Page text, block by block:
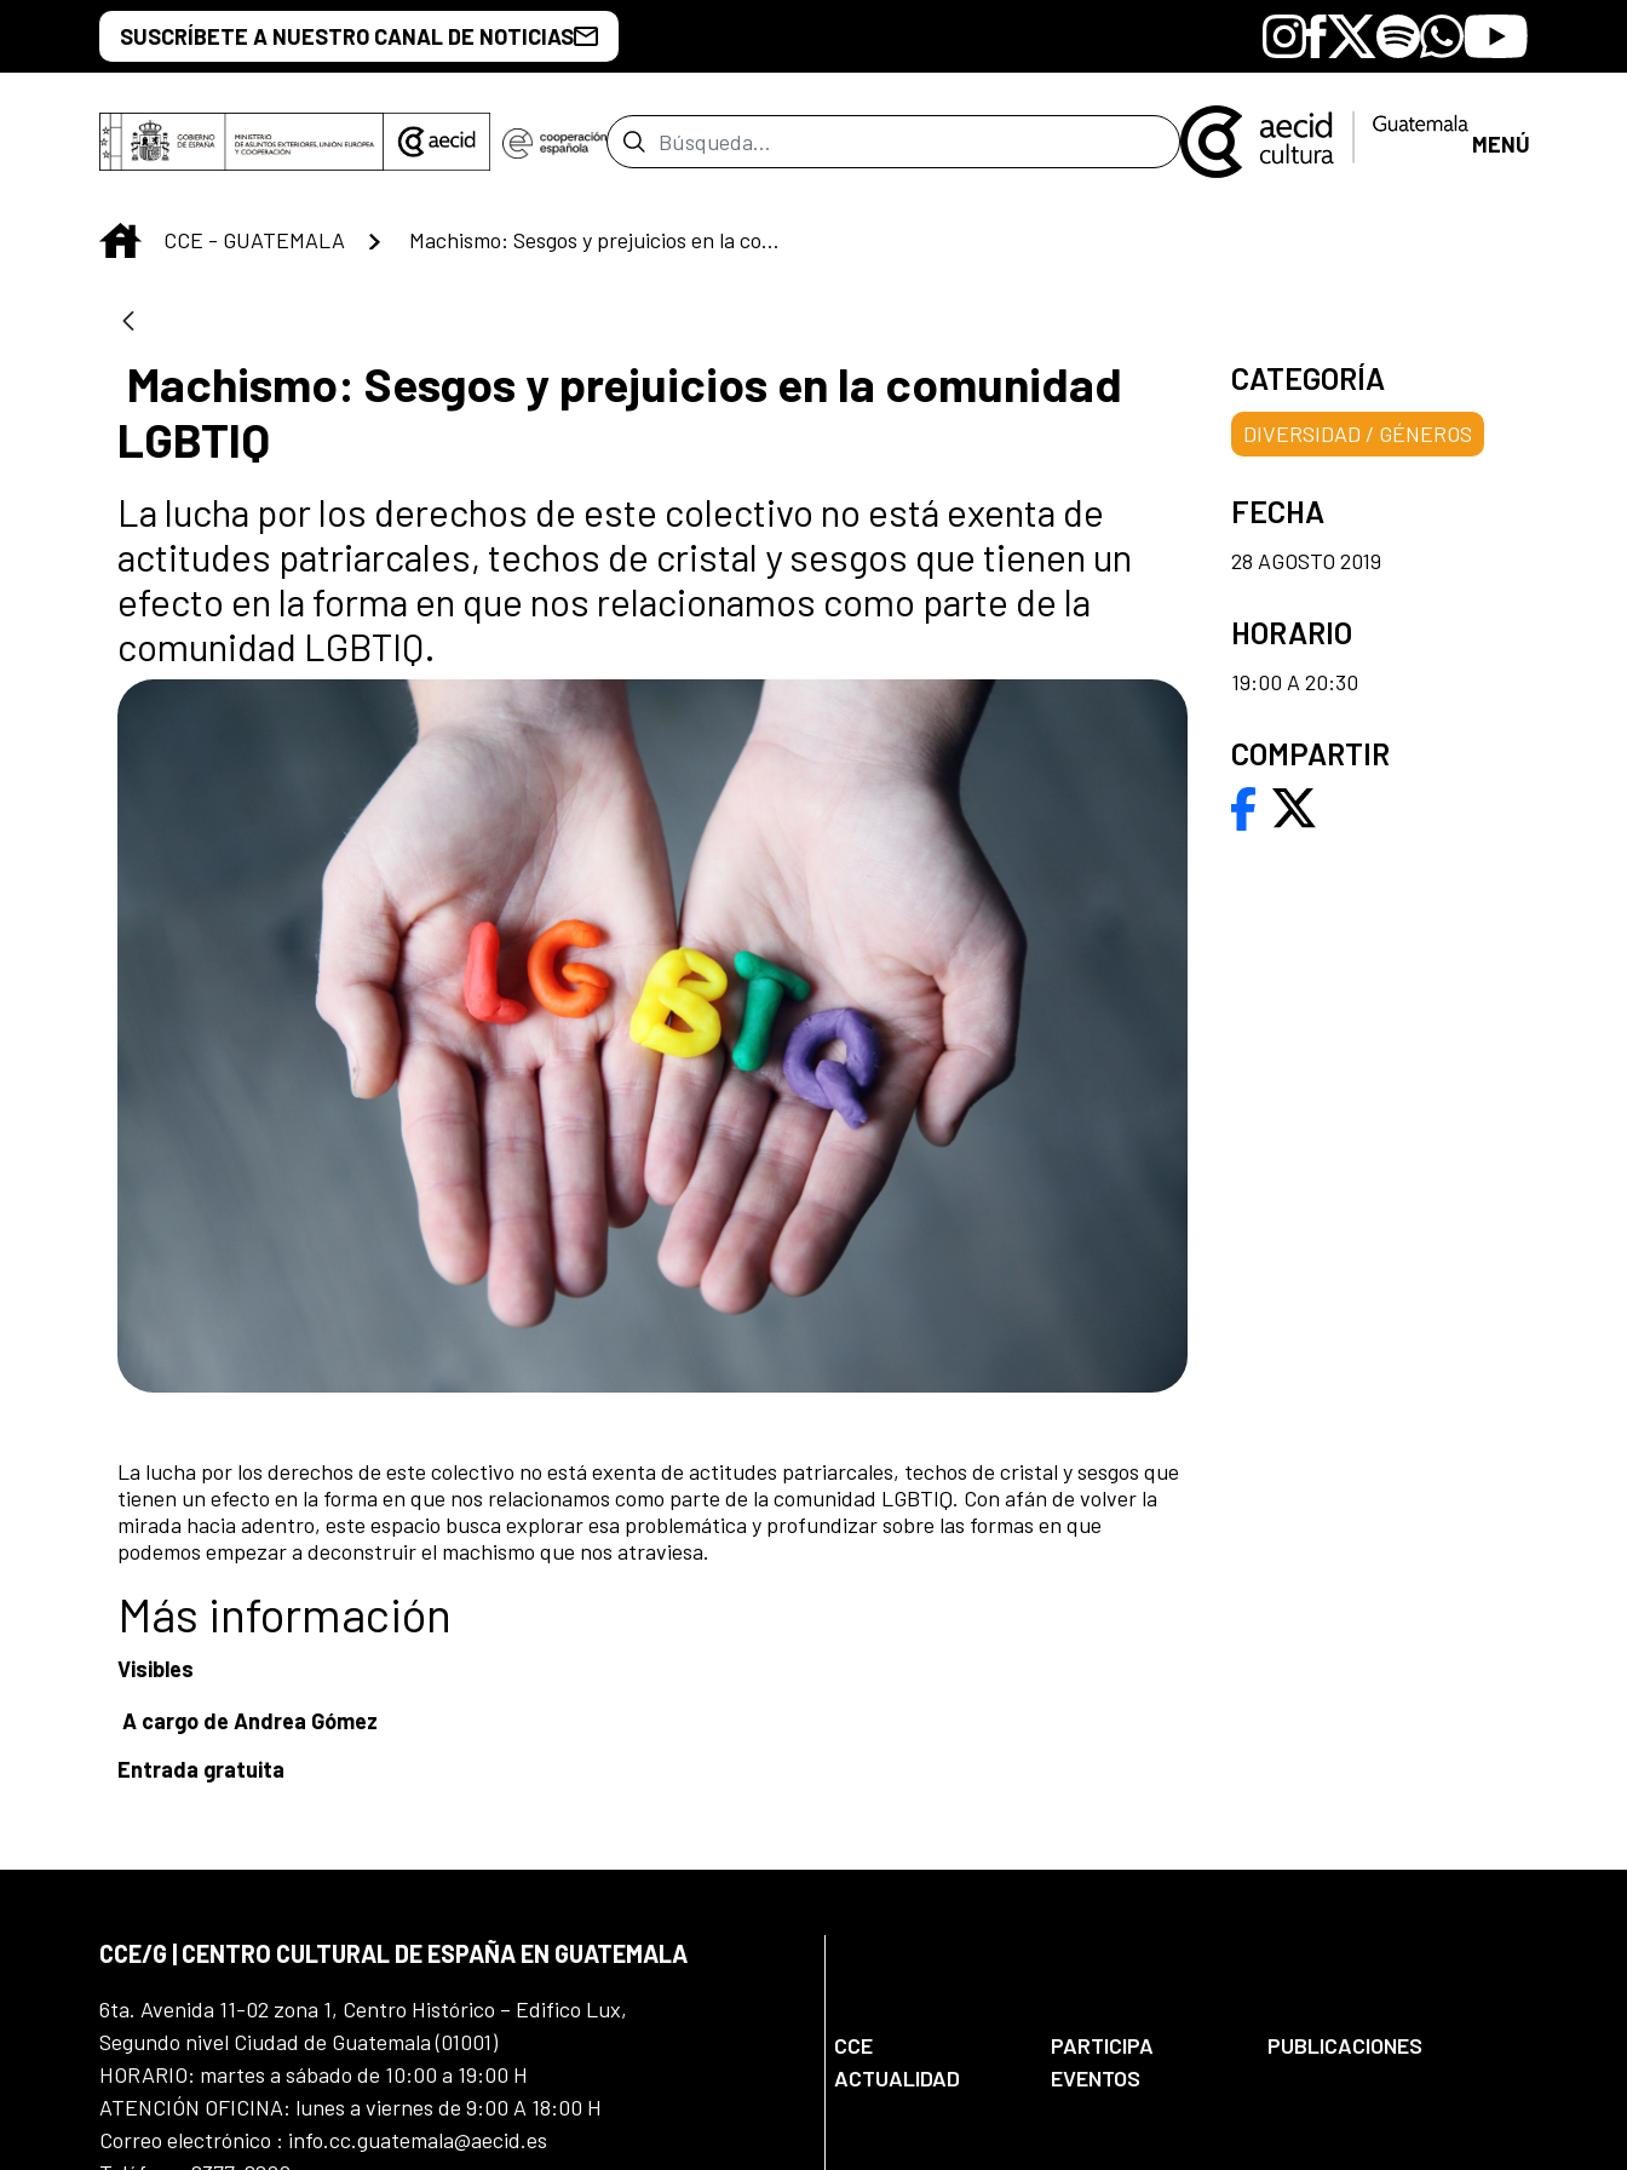
Saltar al contenido principal
SUSCRÍBETE A NUESTRO CANAL DE NOTICIAS Instagram
Facebook
X SpotifyWhatsapp
Youtube
Barra de búsqueda MENÚ
INICIO
CCE - GUATEMALA Machismo: Sesgos y prejuicios en la comunidad LGBTIQ
Machismo: Sesgos y prejuicios en la comunidad
LGBTIQ
La lucha por los derechos de este colectivo no está exenta de
actitudes patriarcales, techos de cristal y sesgos que tienen un
efecto en la forma en que nos relacionamos como parte de la
comunidad LGBTIQ.
La lucha por los derechos de este colectivo no está exenta de actitudes patriarcales, techos de cristal y sesgos que
tienen un efecto en la forma en que nos relacionamos como parte de la comunidad LGBTIQ. Con afán de volver la
mirada hacia adentro, este espacio busca explorar esa problemática y profundizar sobre las formas en que
podemos empezar a deconstruir el machismo que nos atraviesa.
Más información
Visibles
A cargo de Andrea Gómez
Entrada gratuita
CATEGORÍA
DIVERSIDAD / GÉNEROS
FECHA
28 AGOSTO 2019
HORARIO
19:00 A 20:30
COMPARTIR
CCE/G | CENTRO CULTURAL DE ESPAÑA EN GUATEMALA
6ta. Avenida 11-02 zona 1, Centro Histórico – Edifico Lux,
Segundo nivel Ciudad de Guatemala (01001)
HORARIO: martes a sábado de 10:00 a 19:00 H
ATENCIÓN OFICINA: lunes a viernes de 9:00 A 18:00 H
Correo electrónico : info.cc.guatemala@aecid.es
CCE PARTICIPA
PUBLICACIONES
ACTUALIDAD
EVENTOS